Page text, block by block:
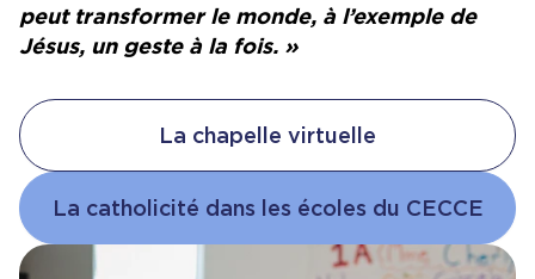
peut transformer le monde, à l’exemple de
Jésus, un geste à la fois. »
La catholicité dans les écoles du CECCE
La chapelle virtuelle